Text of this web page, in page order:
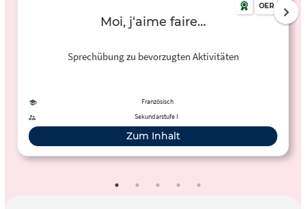
OER
Moi, j‘aime faire…
Sprechübung zu bevorzugten Aktivitäten
Französisch
Sekundarstufe I
Zum Inhalt